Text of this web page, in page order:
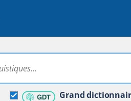
Rechercher dans tout le site
Grand